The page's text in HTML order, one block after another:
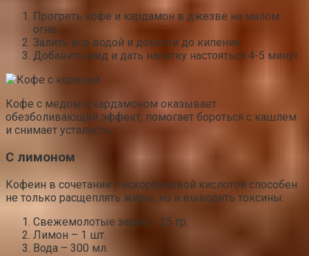
Прогреть кофе и кардамон в джезве на малом
огне.
Залить все водой и довести до кипения.
Добавить мед и дать напитку настояться 4-5 минут.
Кофе с медом и кардамоном оказывает
обезболивающий эффект, помогает бороться с кашлем
и снимает усталость.
С лимоном
Кофеин в сочетании с аскорбиновой кислотой способен
не только расщеплять жиры, но и выводить токсины:
Свежемолотые зерна – 25 гр.
Лимон – 1 шт.
Вода – 300 мл.